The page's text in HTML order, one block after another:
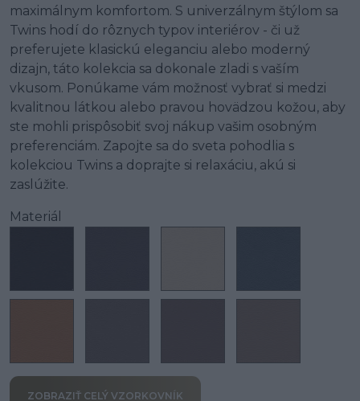
maximálnym komfortom. S univerzálnym štýlom sa
Twins hodí do rôznych typov interiérov - či už
preferujete klasickú eleganciu alebo moderný
dizajn, táto kolekcia sa dokonale zladi s vaším
vkusom. Ponúkame vám možnosť vybrať si medzi
kvalitnou látkou alebo pravou hovädzou kožou, aby
ste mohli prispôsobiť svoj nákup vašim osobným
preferenciám. Zapojte sa do sveta pohodlia s
kolekciou Twins a doprajte si relaxáciu, akú si
zaslúžite.
Materiál
ZOBRAZIŤ CELÝ VZORKOVNÍK